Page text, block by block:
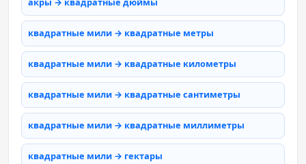
квадратные мили → квадратные метры
квадратные мили → квадратные километры
квадратные мили → квадратные сантиметры
квадратные мили → квадратные миллиметры
квадратные мили → гектары